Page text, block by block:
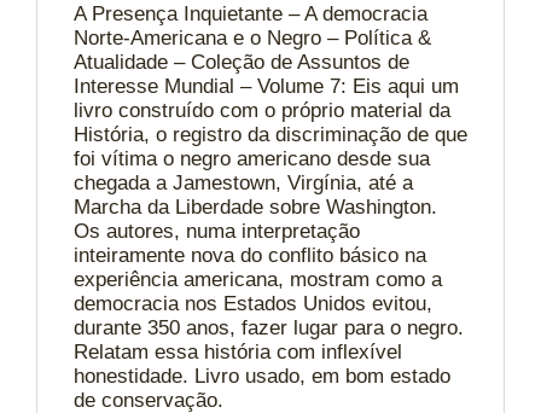
A Presença Inquietante – A democracia
Norte-Americana e o Negro – Política &
Atualidade – Coleção de Assuntos de
Interesse Mundial – Volume 7: Eis aqui um
livro construído com o próprio material da
História, o registro da discriminação de que
foi vítima o negro americano desde sua
chegada a Jamestown, Virgínia, até a
Marcha da Liberdade sobre Washington.
Os autores, numa interpretação
inteiramente nova do conflito básico na
experiência americana, mostram como a
democracia nos Estados Unidos evitou,
durante 350 anos, fazer lugar para o negro.
Relatam essa história com inflexível
honestidade. Livro usado, em bom estado
de conservação.